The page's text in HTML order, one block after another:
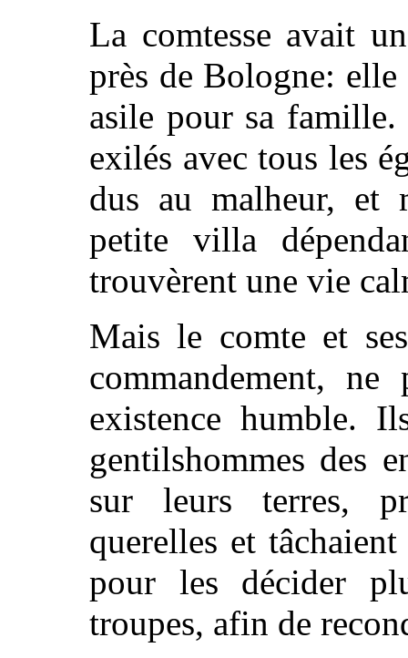
La comtesse avait
près de Bologne:
asile pour sa
exilés avec tous les
dus au malheur, et
petite villa
trouvèrent une vie
Mais le comte et
commandement,
existence humble.
gentilshommes des
sur leurs terres,
querelles et
pour les décider
troupes, afin de